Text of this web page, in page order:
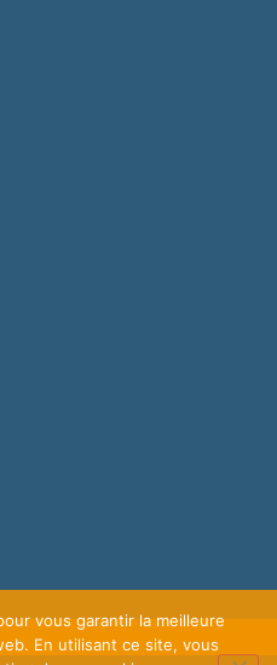
vous garantir la meilleure
En utilisant ce site, vous